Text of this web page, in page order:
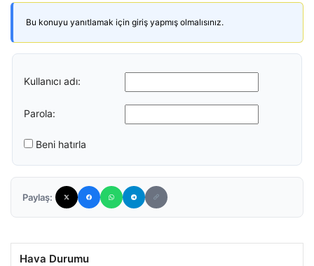
Bu konuyu yanıtlamak için giriş yapmış olmalısınız.
Kullanıcı adı:
Parola:
Beni hatırla
Paylaş:
Hava Durumu